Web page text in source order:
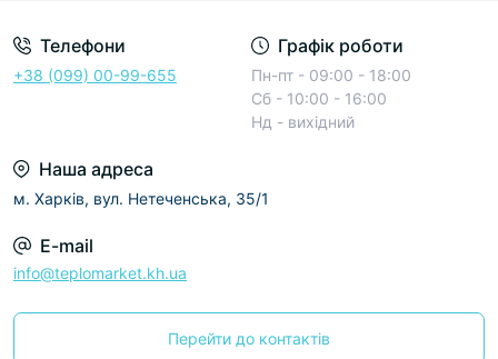
Телефони
+38 (099) 00-99-655
Графік роботи
Пн-пт - 09:00 - 18:00
Сб - 10:00 - 16:00
Нд - вихідний
Наша адреса
м. Харків, вул. Нетеченська, 35/1
E-mail
info@teplomarket.kh.ua
Перейти до контактів